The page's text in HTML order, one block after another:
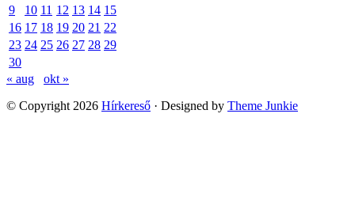
9
10 11 12 13 14 15
16 17 18 19 20 21 22
23 24 25 26 27 28 29
30
« aug
okt »
© Copyright 2026 Hírkereső · Designed by Theme Junkie